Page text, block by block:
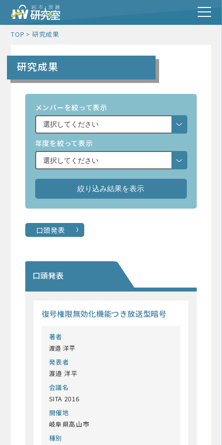
TOP 研究成果
研究成果
メンバーを絞って表示
年度を絞って表示
口頭発表
口頭発表
復号権限無効化機能つき放送型暗号
著者
渡邉 洋平
発表者
渡邉 洋平
会議名
SITA 2016
開催地
岐阜県高山市
種別